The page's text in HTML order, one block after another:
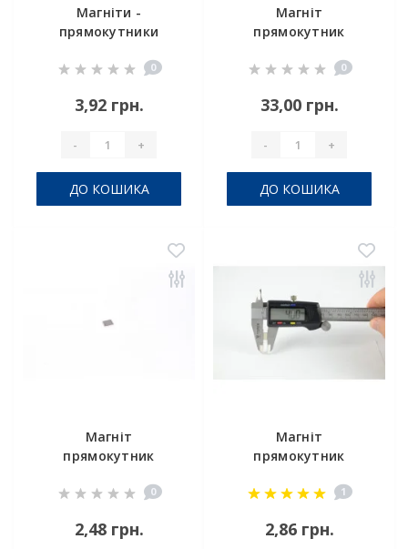
Магніти -
прямокутники
0
3,92 грн.
- +
ДО КОШИКА
Магніт
прямокутник
0
33,00 грн.
- +
ДО КОШИКА
Магніт
прямокутник
0
2,48 грн.
Магніт
прямокутник
1
2,86 грн.